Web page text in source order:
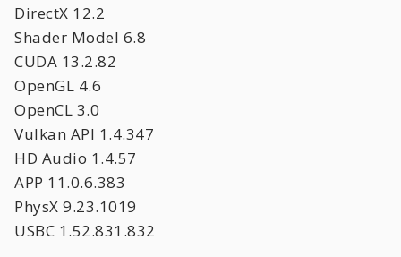
DirectX 12.2
Shader Model 6.8
CUDA 13.2.82
OpenGL 4.6
OpenCL 3.0
Vulkan API 1.4.347
HD Audio 1.4.57
APP 11.0.6.383
PhysX 9.23.1019
USBC 1.52.831.832